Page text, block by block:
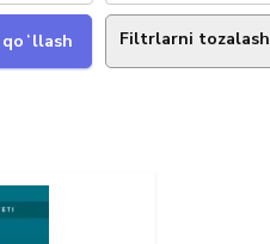
Filtrlarni tozalash